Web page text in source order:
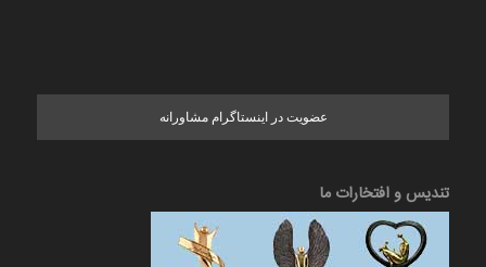
عضویت در اینستاگرام مشاورانه
تندیس و افتخارات ما